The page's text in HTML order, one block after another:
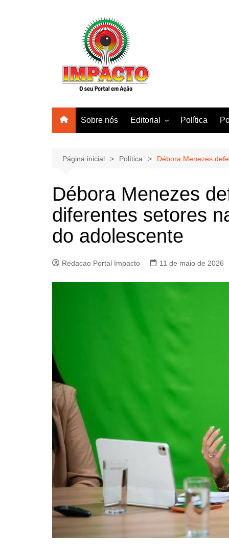
Sobre nós Editorial
Manaus
Mundo
Política
Página inicial Política Débora Menezes
Débora Menezes
diferentes setores
do adolescente
Redacao Portal Impacto 11 de maio de 2026